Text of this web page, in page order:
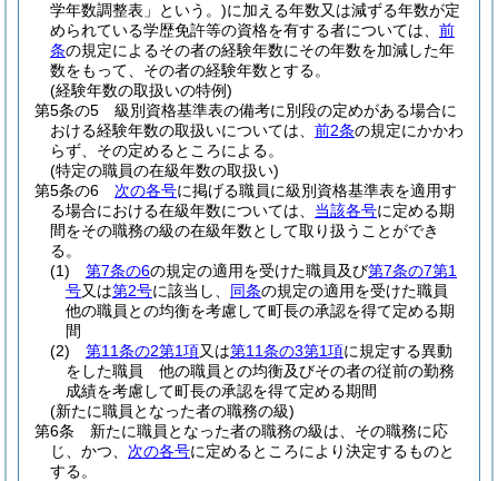
学年数調整表」という。)に加える年数又は減ずる年数が定
められている学歴免許等の資格を有する者については、 前
条の規定によるその者の経験年数にその年数を加減した年
数をもって、その者の経験年数とする。
(経験年数の取扱いの特例)
第5条の5
級別資格基準表の備考に別段の定めがある場合に
おける経験年数の取扱いについては、 前2条の規定にかかわ
らず、その定めるところによる。
(特定の職員の在級年数の取扱い)
第5条の6
次の各号に掲げる職員に級別資格基準表を適用す
る場合における在級年数については、 当該各号に定める期
間をその職務の級の在級年数として取り扱うことができ
る。
(1)
第7条の6の規定の適用を受けた職員及び第7条の7第1
号又は第2号に該当し、 同条の規定の適用を受けた職員
他の職員との均衡を考慮して町長の承認を得て定める期
間
(2)
第11条の2第1項又は第11条の3第1項に規定する異動
をした職員 他の職員との均衡及びその者の従前の勤務
成績を考慮して町長の承認を得て定める期間
(新たに職員となった者の職務の級)
第6条
新たに職員となった者の職務の級は、その職務に応
じ、かつ、 次の各号に定めるところにより決定するものと
する。